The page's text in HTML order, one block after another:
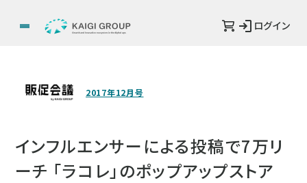
ログイン
2017年12月号
インフルエンサーによる投稿で7万リ
ーチ 「ラコレ」のポップアップストア